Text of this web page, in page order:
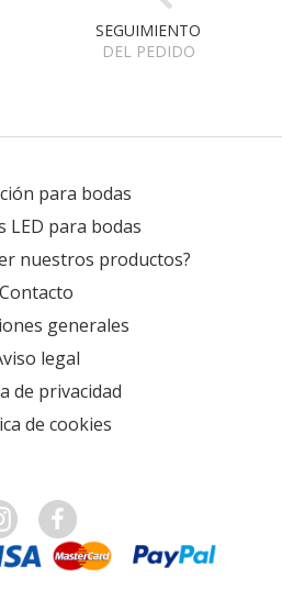
SEGUIMIENTO
DEL PEDIDO
para bodas
LED para bodas
nuestros productos?
Contacto
generales
legal
de privacidad
de cookies